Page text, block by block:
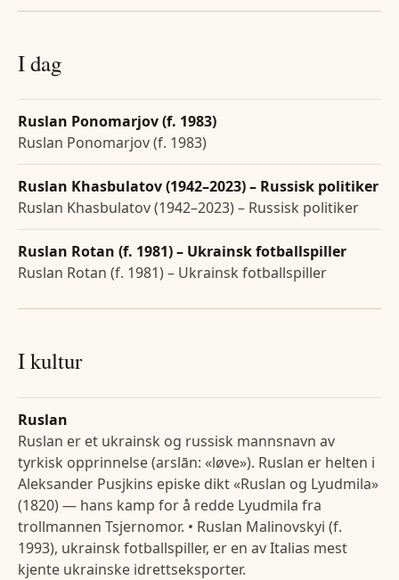
I dag
Ruslan Ponomarjov (f. 1983)
Ruslan Ponomarjov (f. 1983)
Ruslan Khasbulatov (1942–2023) – Russisk politiker
Ruslan Khasbulatov (1942–2023) – Russisk politiker
Ruslan Rotan (f. 1981) – Ukrainsk fotballspiller
Ruslan Rotan (f. 1981) – Ukrainsk fotballspiller
I kultur
Ruslan
Ruslan er et ukrainsk og russisk mannsnavn av
tyrkisk opprinnelse (arslān: «løve»). Ruslan er helten i
Aleksander Pusjkins episke dikt «Ruslan og Lyudmila»
(1820) — hans kamp for å redde Lyudmila fra
trollmannen Tsjernomor. • Ruslan Malinovskyi (f.
1993), ukrainsk fotballspiller, er en av Italias mest
kjente ukrainske idrettseksporter.